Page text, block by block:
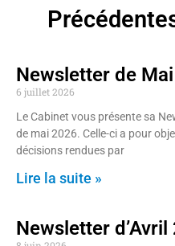
Newsletter de
6 juillet 2026
Le Cabinet vous présente sa
de mai 2026. Celle-ci a pour
décisions rendues par
Lire la suite »
Newsletter d’Avril